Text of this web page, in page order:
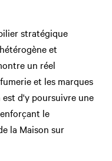
stratégique
et
un réel
et les marques
d'y poursuivre une
le
la Maison sur